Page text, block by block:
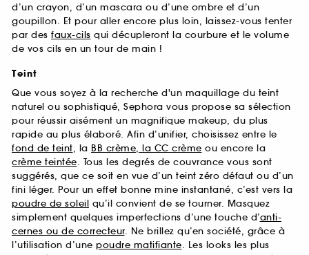
d’un crayon, d’un mascara ou d’une ombre et d’un
goupillon. Et pour aller encore plus loin, laissez-vous tenter
par des faux-cils qui décupleront la courbure et le volume
de vos cils en un tour de main !
Teint
Que vous soyez à la recherche d'un maquillage du teint
naturel ou sophistiqué, Sephora vous propose sa sélection
pour réussir aisément un magnifique makeup, du plus
rapide au plus élaboré. Afin d’unifier, choisissez entre le
fond de teint, la BB crème, la CC crème ou encore la
crème teintée. Tous les degrés de couvrance vous sont
suggérés, que ce soit en vue d’un teint zéro défaut ou d’un
fini léger. Pour un effet bonne mine instantané, c’est vers la
poudre de soleil qu’il convient de se tourner. Masquez
simplement quelques imperfections d’une touche d’anti-
cernes ou de correcteur. Ne brillez qu’en société, grâce à
l’utilisation d’une poudre matifiante. Les looks les plus